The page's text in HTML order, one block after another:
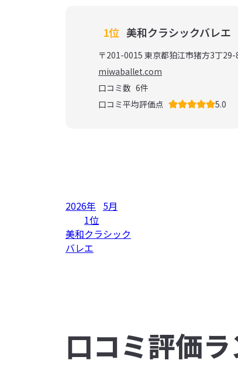
1位 美和クラシックバレエ
〒201-0015 東京都狛江市猪方3丁29-
miwaballet.com
口コミ数 6件
口コミ平均評価点
5.0
2026年 5月
1位
美和クラシック
バレエ
⼝コミ評価